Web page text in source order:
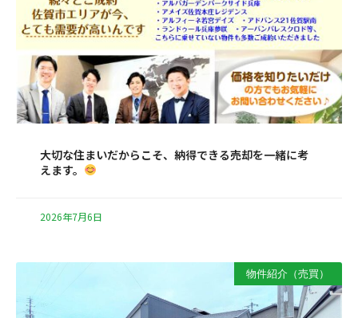
大切な住まいだからこそ、納得できる売却を一緒に考
えます。
2026年7月6日
物件紹介（売買）